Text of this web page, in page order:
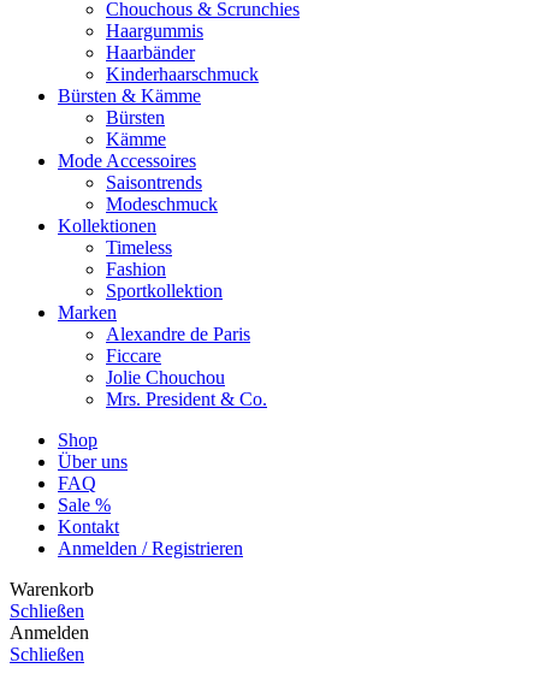
Chouchous & Scrunchies
Haargummis
Haarbänder
Kinderhaarschmuck
Bürsten & Kämme
Bürsten
Kämme
Mode Accessoires
Saisontrends
Modeschmuck
Kollektionen
Timeless
Fashion
Sportkollektion
Marken
Alexandre de Paris
Ficcare
Jolie Chouchou
Mrs. President & Co.
Shop
Über uns
FAQ
Sale %
Kontakt
Anmelden / Registrieren
Warenkorb
Schließen
Anmelden
Schließen